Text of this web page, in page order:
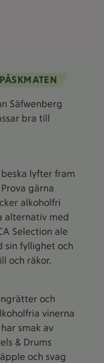
Säfwenberg
bra till
lyfter fram
gärna
alkoholfri
alternativ med
Selection ale
sin fyllighet och
och räkor.
och
vinerna
smak av
& Drums
och svag